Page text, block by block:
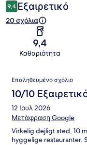
9,4 Εξαιρετικό
20 σχόλια
9,4
Καθαριότητα
Σχόλια
Επαληθευμένο σχόλιο
10/10
12 Ιουλ 2026
Μετάφραση Google
Virkelig dejligt sted, 10
hyggelige restauranter.